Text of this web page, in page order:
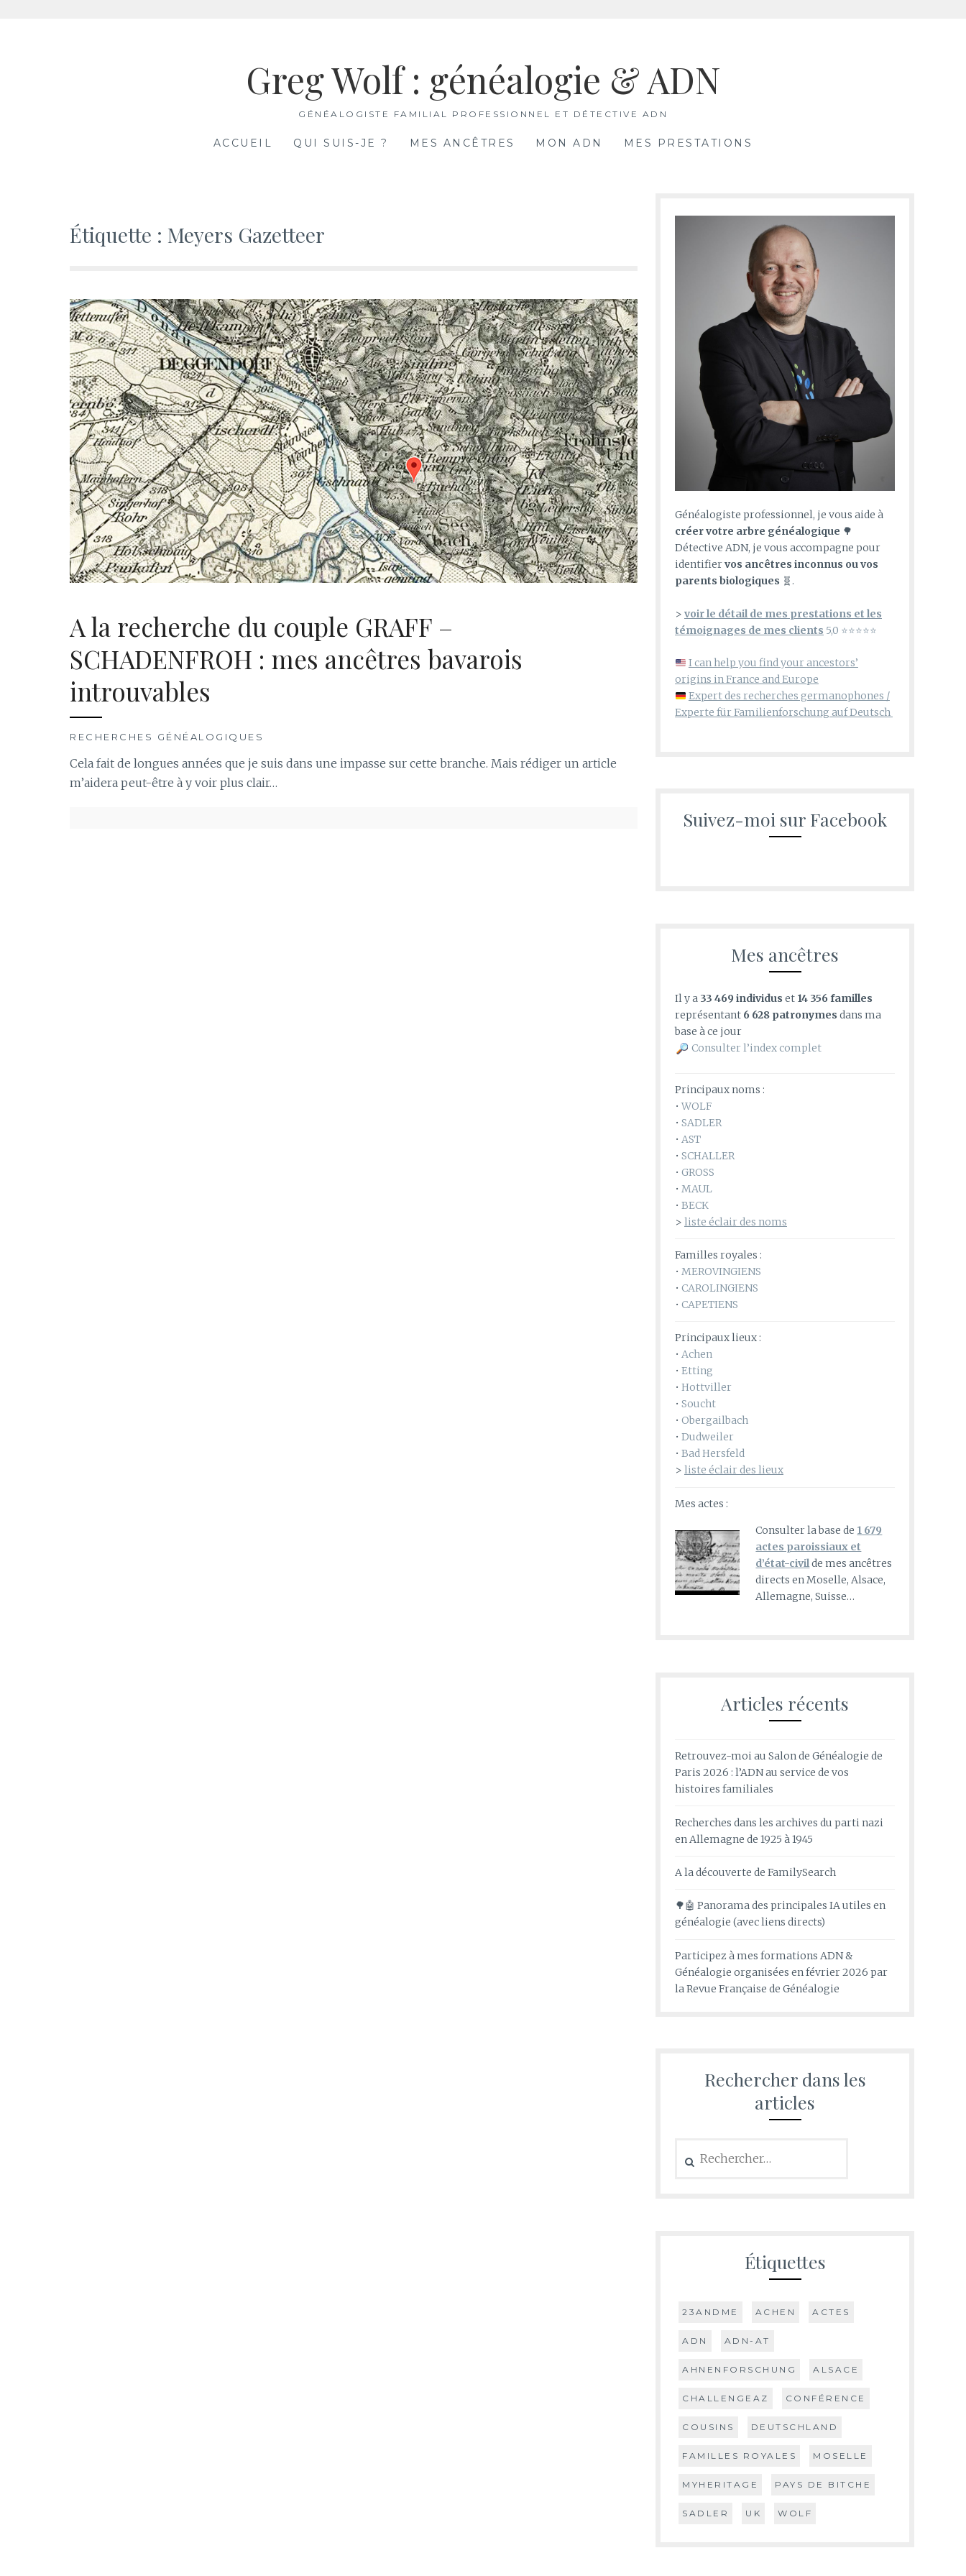
Greg Wolf : généalogie & ADN
GÉNÉALOGISTE FAMILIAL PROFESSIONNEL ET DÉTECTIVE ADN
ACCUEIL QUI SUIS-JE ? MES ANCÊTRES MON ADN MES PRESTATIONS
Étiquette : Meyers Gazetteer
A la recherche du couple GRAFF –
SCHADENFROH : mes ancêtres bavarois
introuvables
RECHERCHES GÉNÉALOGIQUES
Cela fait de longues années que je suis dans une impasse sur cette branche. Mais rédiger un article
m’aidera peut-être à y voir plus clair…
Généalogiste professionnel, je vous aide à
créer votre arbre généalogique 🌳
Détective ADN, je vous accompagne pour
identifiervos ancêtres inconnus ou vos
parents biologiques 🧬.
> voir le détail de mes prestations et les
témoignages de mes clients 5,0 ⭐⭐⭐⭐⭐
I can help you find your ancestors’
origins in France and Europe
Expert des recherches germanophones /
Experte für Familienforschung auf Deutsch
Suivez-moi sur Facebook
Mes ancêtres
Il y a 33 469 individus et 14 356 familles
représentant 6 628 patronymes dans ma
base à ce jour
Consulter l’index complet
Principaux noms :
• WOLF
• SADLER
• AST
• SCHALLER
• GROSS
• MAUL
• BECK
> liste éclair des noms
Familles royales :
• MEROVINGIENS
• CAROLINGIENS
• CAPETIENS
Principaux lieux :
• Achen
• Etting
• Hottviller
• Soucht
• Obergailbach
• Dudweiler
• Bad Hersfeld
> liste éclair des lieux
Mes actes :
Consulter la base de 1 679
actes paroissiaux et
d’état-civilde mes ancêtres
directs en Moselle, Alsace,
Allemagne, Suisse…
Articles récents
Retrouvez-moi au Salon de Généalogie de
Paris 2026 : l’ADN au service de vos
histoires familiales
Recherches dans les archives du parti nazi
en Allemagne de 1925 à 1945
A la découverte de FamilySearch
🌳🤖 Panorama des principales IA utiles en
généalogie (avec liens directs)
Participez à mes formations ADN &
Généalogie organisées en février 2026 par
la Revue Française de Généalogie
Rechercher dans les
articles
Étiquettes
23ANDME ACHEN ACTES
ADN ADN-AT
AHNENFORSCHUNG ALSACE
CHALLENGEAZ CONFÉRENCE
COUSINS DEUTSCHLAND
FAMILLES ROYALES MOSELLE
MYHERITAGE PAYS DE BITCHE
SADLER UK WOLF